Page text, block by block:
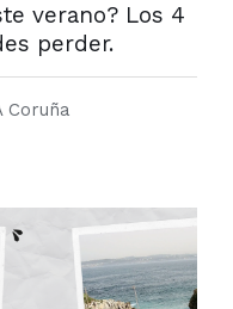
verano? Los 4
perder.
Coruña